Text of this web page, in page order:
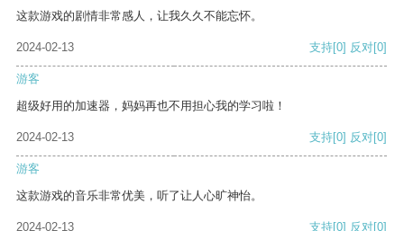
这款游戏的剧情非常感人，让我久久不能忘怀。
2024-02-13 支持[0] 反对[0]
游客
超级好用的加速器，妈妈再也不用担心我的学习啦！
2024-02-13 支持[0] 反对[0]
游客
这款游戏的音乐非常优美，听了让人心旷神怡。
2024-02-13 支持[0] 反对[0]